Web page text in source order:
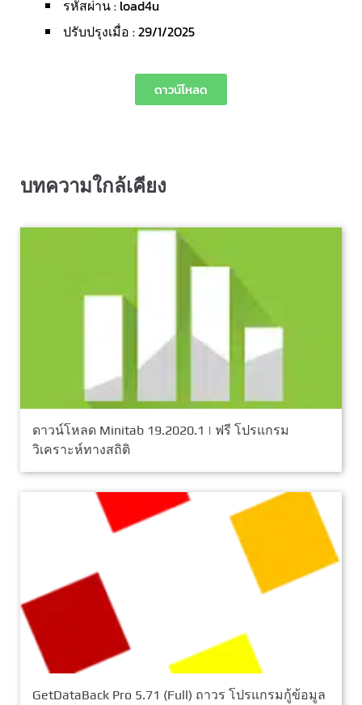
รหัสผ่าน : load4u
ปรับปรุงเมื่อ : 29/1/2025
ดาวน์โหลด
บทความใกล้เคียง
ดาวน์โหลด Minitab 19.2020.1 | ฟรี โปรแกรม
วิเคราะห์ทางสถิติ
GetDataBack Pro 5.71 (Full) ถาวร โปรแกรมกู้ข้อมูล